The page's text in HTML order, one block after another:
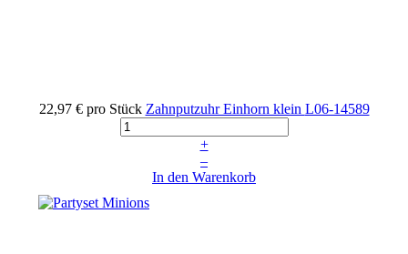
22,97 € pro Stück Zahnputzuhr Einhorn klein L06-14589
+
–
In den Warenkorb